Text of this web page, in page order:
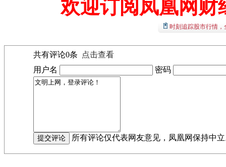
欢迎订阅凤凰网财
时刻追踪股市行情
共有评论0条
点击查看
用户名
密码
所有评论仅代表网友意见，凤凰网保持中